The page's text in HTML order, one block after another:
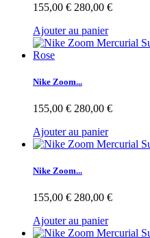
155,00 € 280,00 €
Ajouter au panier
Nike Zoom...
155,00 € 280,00 €
Ajouter au panier
Nike Zoom...
155,00 € 280,00 €
Ajouter au panier